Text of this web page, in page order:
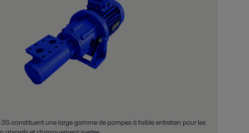
3S constituent une large gamme de pompes à faible entretien pour les